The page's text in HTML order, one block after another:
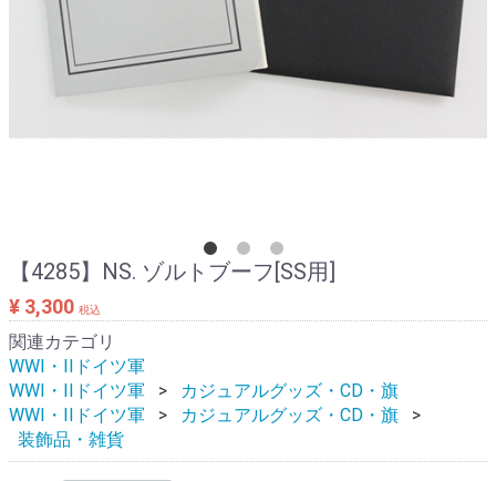
【4285】NS. ゾルトブーフ[SS用]
¥ 3,300 税込
関連カテゴリ
WWI・IIドイツ軍
WWI・IIドイツ軍
カジュアルグッズ・CD・旗
WWI・IIドイツ軍
カジュアルグッズ・CD・旗
装飾品・雑貨